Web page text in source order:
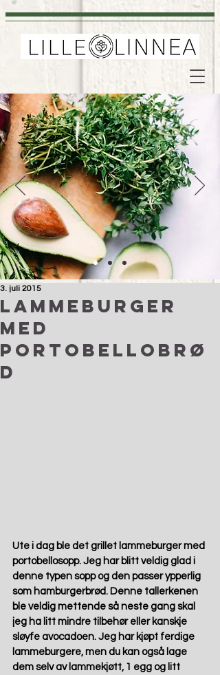
Lammeburger
med
portobellobrø
d
3. juli 2015
Ute i dag ble det grillet lammeburger med
portobellosopp. Jeg har blitt veldig glad i
denne typen sopp og den passer ypperlig
som hamburgerbrød. Denne tallerkenen
ble veldig mettende så neste gang skal
jeg ha litt mindre tilbehør eller kanskje
sløyfe avocadoen. Jeg har kjøpt ferdige
lammeburgere, men du kan også lage
dem selv av lammekjøtt, 1 egg og litt